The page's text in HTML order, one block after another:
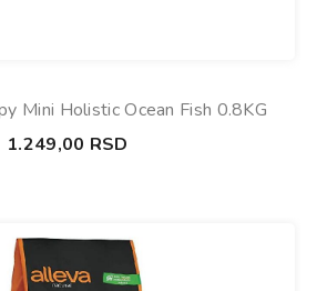
Mini Holistic Ocean Fish 0.8KG
1.249,00 RSD